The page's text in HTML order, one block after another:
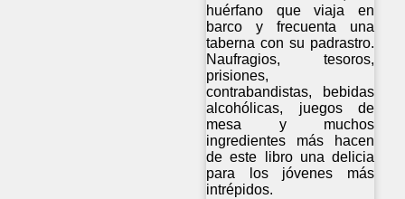
huérfano que viaja en
barco y frecuenta una
taberna con su padrastro.
Naufragios, tesoros,
prisiones,
contrabandistas, bebidas
alcohólicas, juegos de
mesa y muchos
ingredientes más hacen
de este libro una delicia
para los jóvenes más
intrépidos.